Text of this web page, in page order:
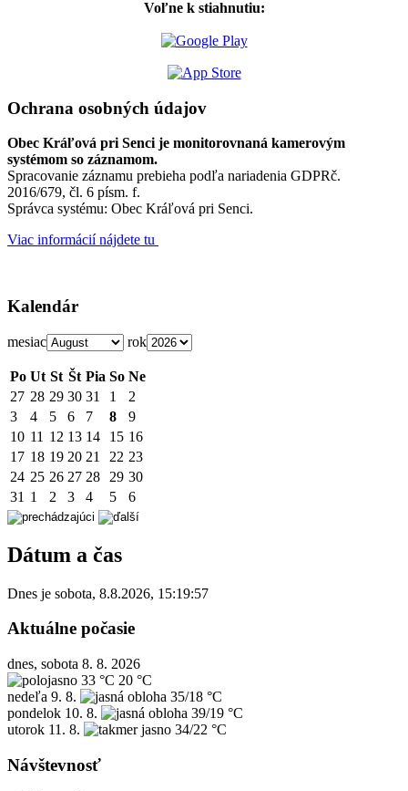
Voľne k stiahnutiu:
Ochrana osobných údajov
Obec Kráľová pri Senci je monitorovnaná kamerovým
systémom so záznamom.
Spracovanie záznamu prebieha podľa nariadenia GDPRč.
2016/679, čl. 6 písm. f.
Správca systému: Obec Kráľová pri Senci.
Viac informácií nájdete tu
Kalendár
mesiac rok
Po Ut St Št Pia So Ne
27 28 29 30 31 1
2
3
4 5 6 7 8
9
10 11 12 13 14 15 16
17 18 19 20 21 22 23
24 25 26 27 28 29 30
31 1 2 3 4 5 6
Dátum a čas
Dnes je sobota, 8.8.2026, 15:19:57
Aktuálne počasie
dnes, sobota 8. 8. 2026
33 °C 20 °C
nedeľa 9. 8.
35/18 °C
pondelok 10. 8.
39/19 °C
utorok 11. 8. 34/22 °C
Návštevnosť